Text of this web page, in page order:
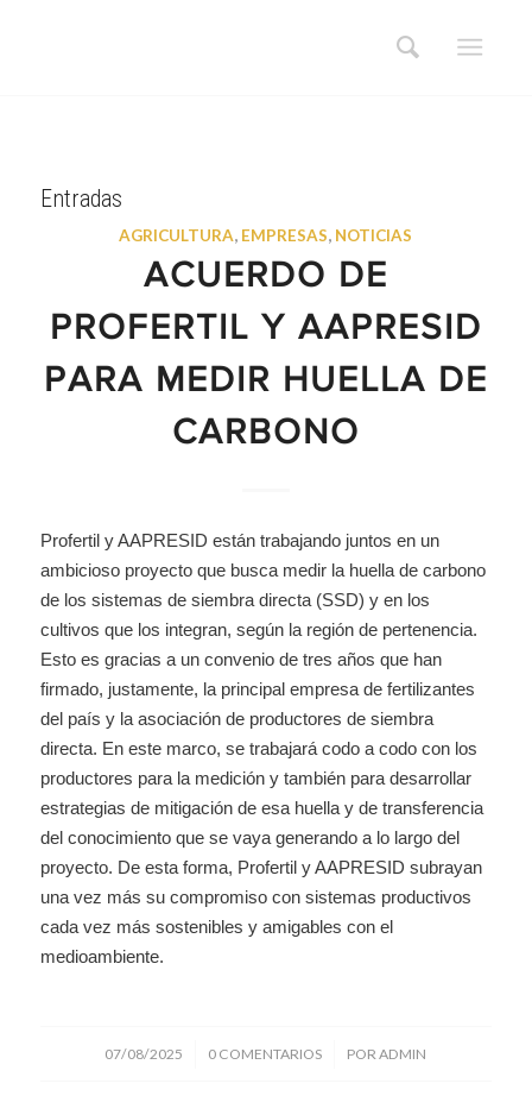
Entradas
AGRICULTURA, EMPRESAS, NOTICIAS
ACUERDO DE
PROFERTIL Y AAPRESID
PARA MEDIR HUELLA DE
CARBONO
Profertil y AAPRESID están trabajando juntos en un
ambicioso proyecto que busca medir la huella de carbono
de los sistemas de siembra directa (SSD) y en los
cultivos que los integran, según la región de pertenencia.
Esto es gracias a un convenio de tres años que han
firmado, justamente, la principal empresa de fertilizantes
del país y la asociación de productores de siembra
directa. En este marco, se trabajará codo a codo con los
productores para la medición y también para desarrollar
estrategias de mitigación de esa huella y de transferencia
del conocimiento que se vaya generando a lo largo del
proyecto. De esta forma, Profertil y AAPRESID subrayan
una vez más su compromiso con sistemas productivos
cada vez más sostenibles y amigables con el
medioambiente.
07/08/2025
/ 0 COMENTARIOS
/ PORADMIN